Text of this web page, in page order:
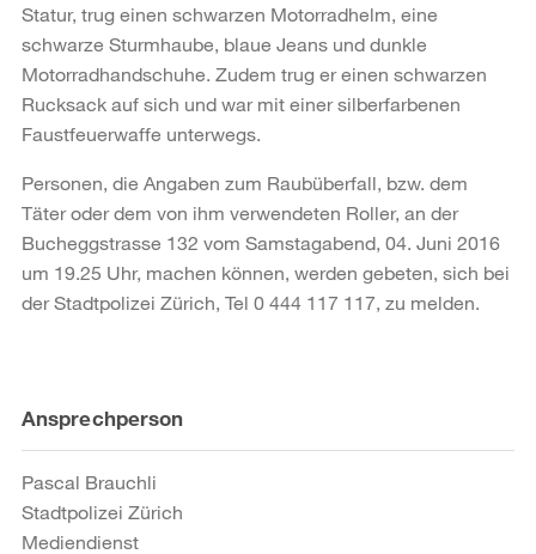
Statur, trug einen schwarzen Motorradhelm, eine
schwarze Sturmhaube, blaue Jeans und dunkle
Motorradhandschuhe. Zudem trug er einen schwarzen
Rucksack auf sich und war mit einer silberfarbenen
Faustfeuerwaffe unterwegs.
Personen, die Angaben zum Raubüberfall, bzw. dem
Täter oder dem von ihm verwendeten Roller, an der
Bucheggstrasse 132 vom Samstagabend, 04. Juni 2016
um 19.25 Uhr, machen können, werden gebeten, sich bei
der Stadtpolizei Zürich, Tel 0 444 117 117, zu melden.
Weitere
Informationen
Ansprechperson
Pascal Brauchli
Stadtpolizei Zürich
Mediendienst